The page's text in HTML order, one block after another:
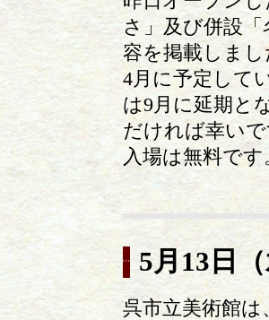
さ」及び併設
容を掲載しま
4月に予定して
は9月に延期と
だければ幸い
入場は無料です
5月13日
呉市立美術館